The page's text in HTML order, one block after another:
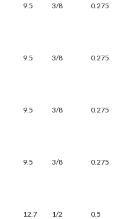
9.5 3/8 0.275
9.5 3/8 0.275
9.5 3/8 0.275
9.5 3/8 0.275
12.7 1/2 0.5